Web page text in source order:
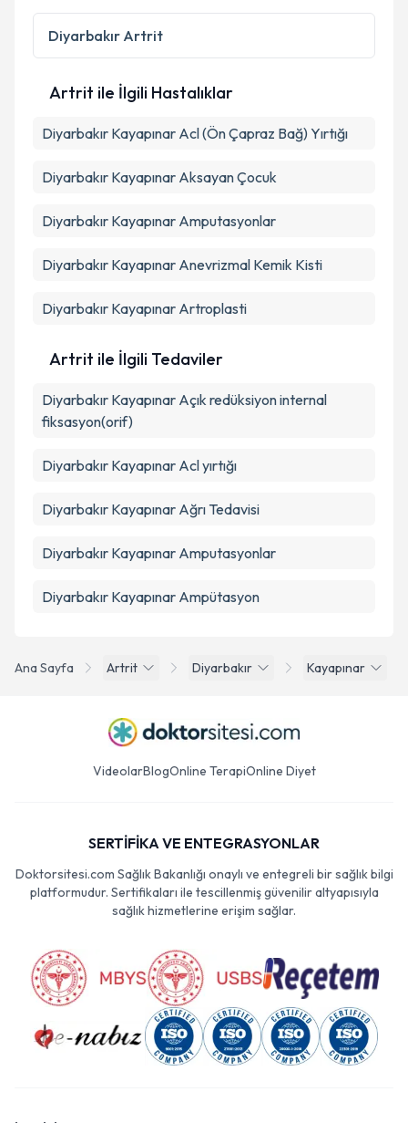
Kişisel verilerimin işlenmesine ilişkinAydınlatma
Metni
'ni okudum ve kişisel verilerimin belirtilen
kapsamda işlenmesini kabul ediyorum.
Takvim Talebini Gönder
Ana Sayfa Artrit Diyarbakır Kayapınar
Diyarbakır Artrit
Artrit ile İlgili Hastalıklar
Diyarbakır Kayapınar Acl (Ön Çapraz Bağ) Yırtığı
Diyarbakır Kayapınar Aksayan Çocuk
Diyarbakır Kayapınar Amputasyonlar
Diyarbakır Kayapınar Anevrizmal Kemik Kisti
Diyarbakır Kayapınar Artroplasti
Artrit ile İlgili Tedaviler
Diyarbakır Kayapınar Açık redüksiyon internal
fiksasyon(orif)
Diyarbakır Kayapınar Acl yırtığı
Diyarbakır Kayapınar Ağrı Tedavisi
Diyarbakır Kayapınar Amputasyonlar
Diyarbakır Kayapınar Ampütasyon
VideolarBlogOnline TerapiOnline Diyet
SERTİFİKA VE ENTEGRASYONLAR
Doktorsitesi.com Sağlık Bakanlığı onaylı ve entegreli bir sağlık bilgi
platformudur. Sertifikaları ile tescillenmiş güvenilir altyapısıyla
sağlık hizmetlerine erişim sağlar.